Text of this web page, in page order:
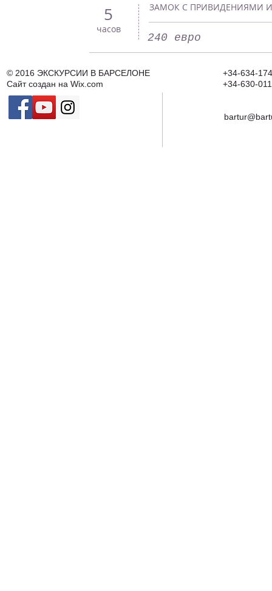
5
часов
ЗАМОК С ПРИВИДЕНИЯМИ
240 евро
© 2016 ЭКСКУРСИИ В БАРСЕЛОНЕ
Сайт создан на Wix.com
+34-634-
+34-630-